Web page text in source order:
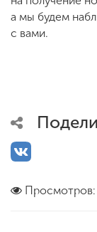
а мы будем
с вами.
Просмотров: